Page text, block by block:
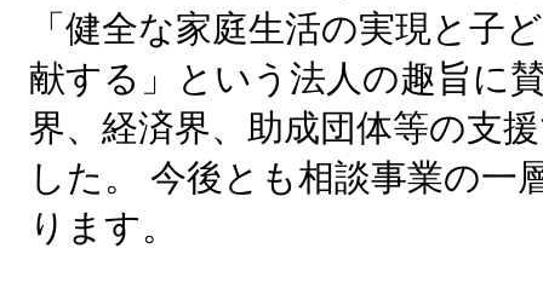
「健全な家庭生活の実現と子
献する」という法人の趣旨に
界、経済界、助成団体等の支
した。 今後とも相談事業の一
ります。